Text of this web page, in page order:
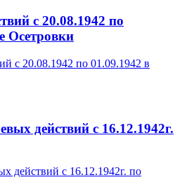
с 20.08.1942 по
Осетровки
действий с 16.12.1942г.